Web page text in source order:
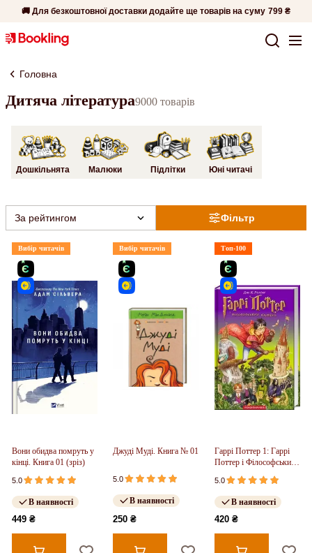
🚚 Для безкоштовної доставки додайте ще товарів на суму 799 ₴
Головна
Дитяча література9000 товарів
Дошкільнята Малюки Підлітки Юні читачі
Фільтр
За рейтингом
Вибір читачів
Вони обидва помруть у
кінці. Книга 01 (зріз)
5.0
В наявності
449 ₴
Вибір читачів
Джуді Муді. Книга № 01
5.0
В наявності
250 ₴
Топ-100
Гаррі Поттер 1: Гаррі
Поттер і Філософський
камінь
5.0
В наявності
420 ₴